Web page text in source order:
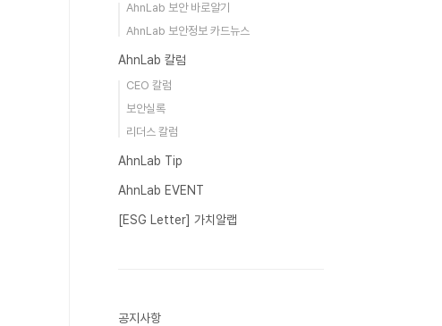
AhnLab 보안 바로알기
AhnLab 보안정보 카드뉴스
AhnLab 칼럼
CEO 칼럼
보안실록
리더스 칼럼
AhnLab Tip
AhnLab EVENT
[ESG Letter] 가치알랩
공지사항